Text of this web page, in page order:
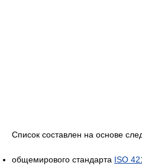
Список составлен на основе
общемирового стандарта ISO